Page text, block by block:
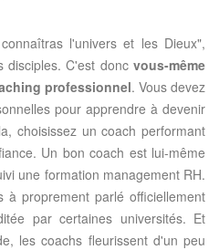
l'univers et les Dieux",
disciples. C'est doncvous-même
professionnel. Vous devez
pour apprendre à devenir
choisissez un coach performant
Un bon coach est lui-même
une formation management RH.
proprement parlé officiellement
par certaines universités. Et
les coachs fleurissent d'un peu